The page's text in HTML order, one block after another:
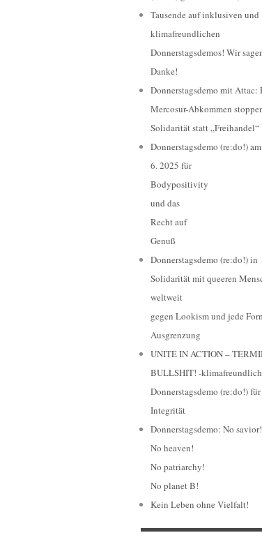
Tausende auf inklusiven und
klimafreundlichen
Donnerstagsdemos! Wir
Danke!
Donnerstagsdemo mit Attac:
Mercosur-Abkommen
Solidarität statt „Freihandel“
Donnerstagsdemo (re:do!)
6. 2025 für
Bodypositivity
und das
Recht auf
Genuß
Donnerstagsdemo (re:do!) in
Solidarität mit queeren
weltweit
gegen Lookism und jede
Ausgrenzung
UNITE IN ACTION –
BULLSHIT! -
Donnerstagsdemo (re:do!)
Integrität
Donnerstagsdemo: No savior!
No heaven!
No patriarchy!
No planet B!
Kein Leben ohne Vielfalt!